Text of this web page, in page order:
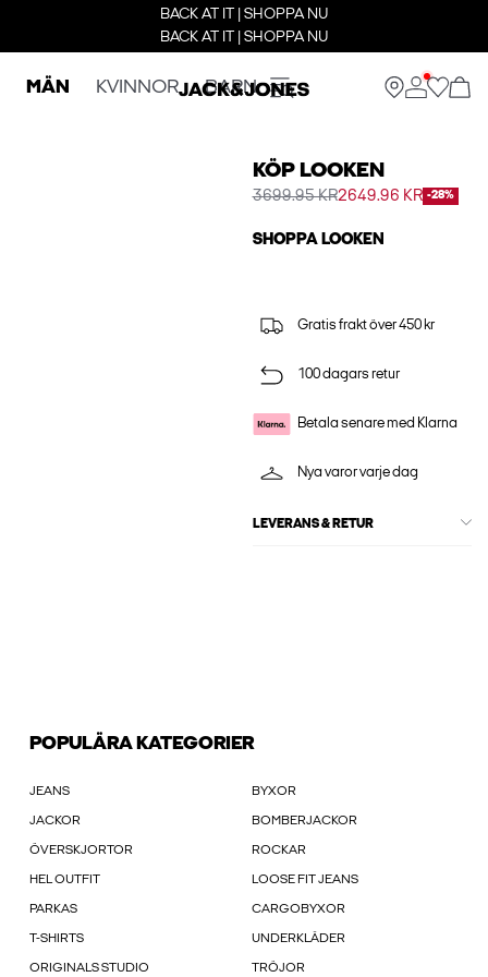
BACK AT IT | SHOPPA NU
BACK AT IT | SHOPPA NU
MÄN KVINNOR BARN
KÖP LOOKEN
3699.95 KR2649.96 KR -28%
SHOPPA LOOKEN
Gratis frakt över 450 kr
100 dagars retur
Betala senare med Klarna
Nya varor varje dag
LEVERANS & RETUR
POPULÄRA KATEGORIER
JEANS BYXOR
JACKOR BOMBERJACKOR
ÖVERSKJORTOR ROCKAR
HEL OUTFIT LOOSE FIT JEANS
PARKAS CARGOBYXOR
T-SHIRTS UNDERKLÄDER
ORIGINALS STUDIO TRÖJOR